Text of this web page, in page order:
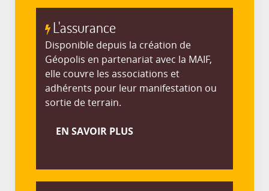
L'assurance
Disponible depuis la création de
Géopolis en partenariat avec la MAIF,
elle couvre les associations et
adhérents pour leur manifestation ou
sortie de terrain.
EN SAVOIR PLUS